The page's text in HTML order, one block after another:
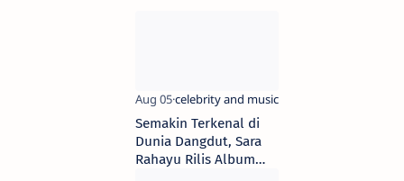
Semakin Terkenal di
Dunia Dangdut, Sara
Rahayu Rilis Album